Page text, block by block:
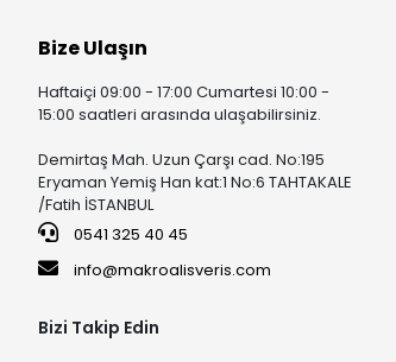
Bize Ulaşın
Haftaiçi 09:00 - 17:00 Cumartesi 10:00 -
15:00 saatleri arasında ulaşabilirsiniz.
Demirtaş Mah. Uzun Çarşı cad. No:195
Eryaman Yemiş Han kat:1 No:6 TAHTAKALE
/Fatih İSTANBUL
0541 325 40 45
info@makroalisveris.com
Bizi Takip Edin